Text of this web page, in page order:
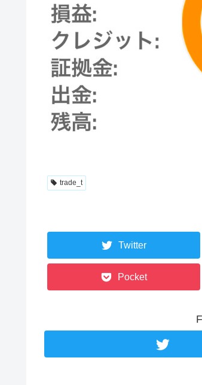
trade_t
Twitter
Pocket